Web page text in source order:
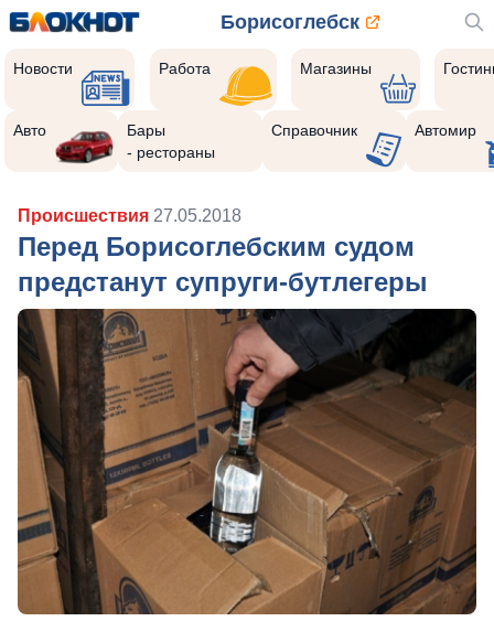
Борисоглебск
Новости Работа Магазины
Авто
Бары
- рестораны
Справочник Автомир
Происшествия 27.05.2018
Перед Борисоглебским судом
предстанут супруги-бутлегеры